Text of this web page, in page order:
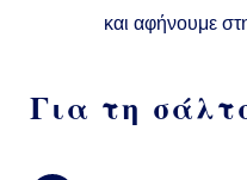
και αφήνουμε
Για τη